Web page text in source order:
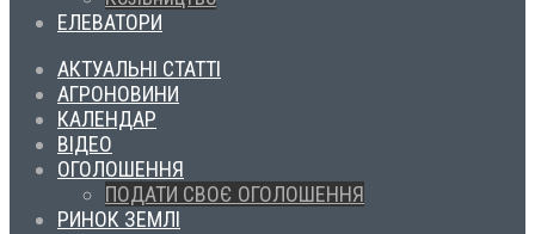
ЕЛЕВАТОРИ
АКТУАЛЬНІ СТАТТІ
АГРОНОВИНИ
КАЛЕНДАР
ВІДЕО
ОГОЛОШЕННЯ
ПОДАТИ СВОЄ ОГОЛОШЕННЯ
РИНОК ЗЕМЛІ